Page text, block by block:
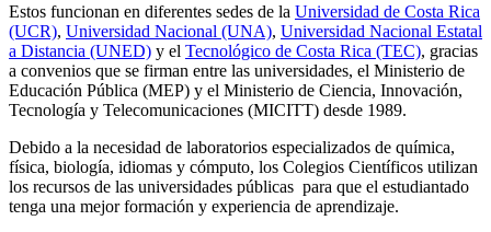
Estos funcionan en diferentes sedes de la Universidad de Costa Rica
(UCR), Universidad Nacional (UNA), Universidad Nacional Estatal
a Distancia (UNED) y el Tecnológico de Costa Rica (TEC), gracias
a convenios que se firman entre las universidades, el Ministerio de
Educación Pública (MEP) y el Ministerio de Ciencia, Innovación,
Tecnología y Telecomunicaciones (MICITT) desde 1989.
Debido a la necesidad de laboratorios especializados de química,
física, biología, idiomas y cómputo, los Colegios Científicos utilizan
los recursos de las universidades públicas para que el estudiantado
tenga una mejor formación y experiencia de aprendizaje.